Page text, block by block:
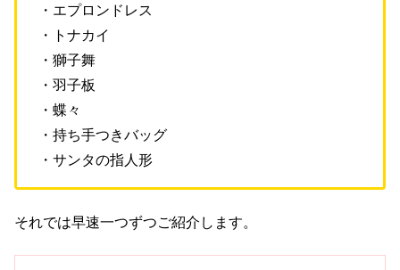
・エプロンドレス
・トナカイ
・獅子舞
・羽子板
・蝶々
・持ち手つきバッグ
・サンタの指人形
それでは早速一つずつご紹介します。